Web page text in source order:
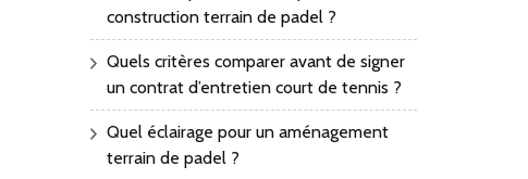
construction terrain de padel ?
Quels critères comparer avant de signer
un contrat d’entretien court de tennis ?
Quel éclairage pour un aménagement
terrain de padel ?